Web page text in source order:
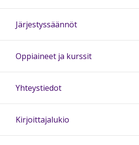
Järjestyssäännöt
Oppiaineet ja kurssit
Yhteystiedot
Kirjoittajalukio